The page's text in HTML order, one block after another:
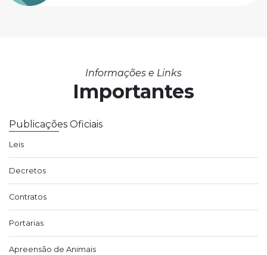
Informações e Links
Importantes
Publicações Oficiais
Leis
Decretos
Contratos
Portarias
Apreensão de Animais